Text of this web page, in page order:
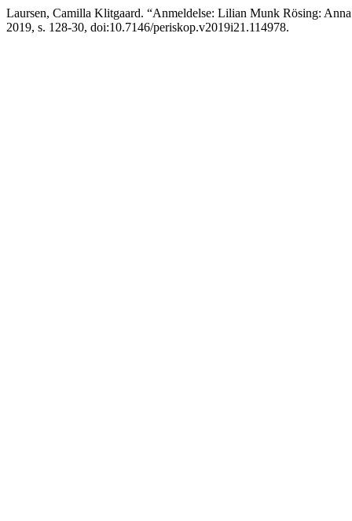
Laursen, Camilla Klitgaard. “Anmeldelse: Lilian Munk Rösing:
2019, s. 128-30, doi:10.7146/periskop.v2019i21.114978.